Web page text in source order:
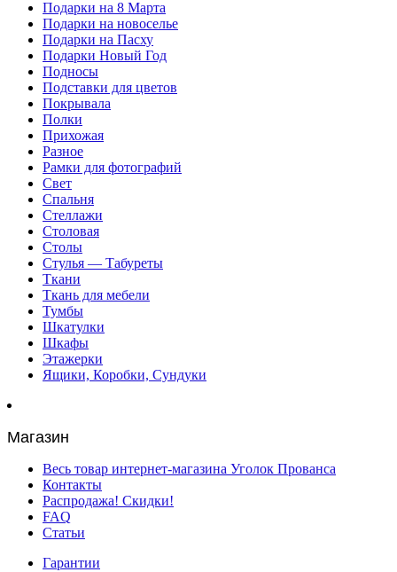
Подарки на 8 Марта
Подарки на новоселье
Подарки на Пасху
Подарки Новый Год
Подносы
Подставки для цветов
Покрывала
Полки
Прихожая
Разное
Рамки для фотографий
Свет
Спальня
Стеллажи
Столовая
Столы
Стулья — Табуреты
Ткани
Ткань для мебели
Тумбы
Шкатулки
Шкафы
Этажерки
Ящики, Коробки, Сундуки
Магазин
Весь товар интернет-магазина Уголок Прованса
Контакты
Распродажа! Скидки!
FAQ
Статьи
Гарантии